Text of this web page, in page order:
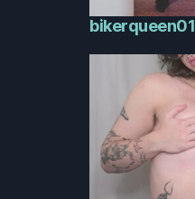
bikerqueen01